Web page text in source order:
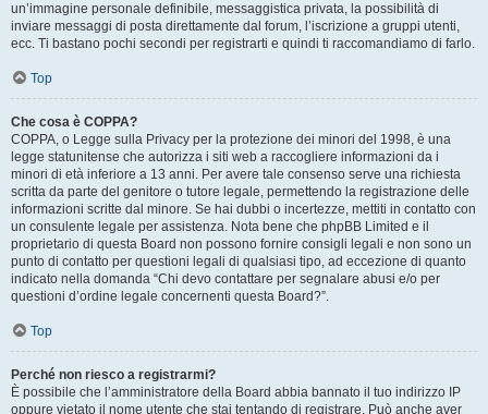
un’immagine personale definibile, messaggistica privata, la possibilità di
inviare messaggi di posta direttamente dal forum, l’iscrizione a gruppi utenti,
ecc. Ti bastano pochi secondi per registrarti e quindi ti raccomandiamo di farlo.
Top
Che cosa è COPPA?
COPPA, o Legge sulla Privacy per la protezione dei minori del 1998, è una
legge statunitense che autorizza i siti web a raccogliere informazioni da i
minori di età inferiore a 13 anni. Per avere tale consenso serve una richiesta
scritta da parte del genitore o tutore legale, permettendo la registrazione delle
informazioni scritte dal minore. Se hai dubbi o incertezze, mettiti in contatto con
un consulente legale per assistenza. Nota bene che phpBB Limited e il
proprietario di questa Board non possono fornire consigli legali e non sono un
punto di contatto per questioni legali di qualsiasi tipo, ad eccezione di quanto
indicato nella domanda “Chi devo contattare per segnalare abusi e/o per
questioni d’ordine legale concernenti questa Board?”.
Top
Perché non riesco a registrarmi?
È possibile che l’amministratore della Board abbia bannato il tuo indirizzo IP
oppure vietato il nome utente che stai tentando di registrare. Può anche aver